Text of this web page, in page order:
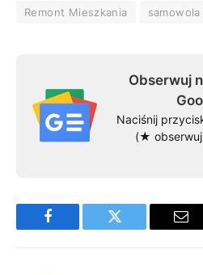
Remont Mieszkania
Obserwuj
Naciśnij
(★
Facebook Twitter